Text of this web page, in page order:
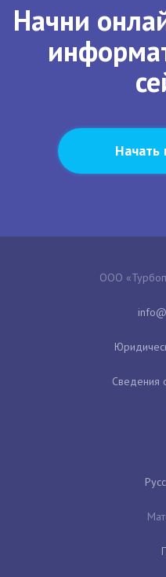
Начни
Начать
ООО
Сведения